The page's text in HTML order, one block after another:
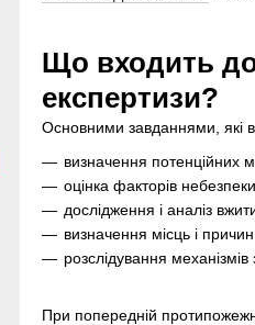
Що входить до
експертизи?
Основними завданнями, які
визначення потенційних
оцінка факторів
дослідження і аналіз
визначення місць і
розслідування
При попередній